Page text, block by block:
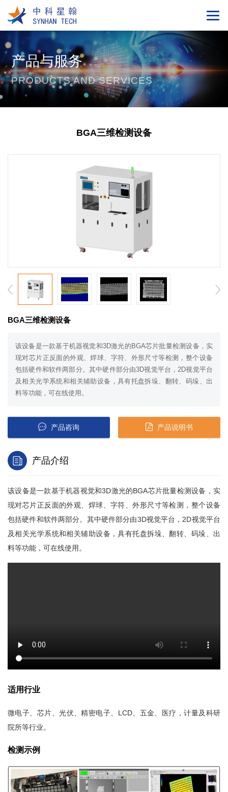
产品与服务
PRODUCTS AND SERVICES
BGA三维检测设备
BGA三维检测设备
该设备是一款基于机器视觉和3D激光的BGA芯片批量检测设备，实
现对芯片正反面的外观、焊球、字符、外形尺寸等检测，整个设备
包括硬件和软件两部分。其中硬件部分由3D视觉平台，2D视觉平台
及相关光学系统和相关辅助设备，具有托盘拆垛、翻转、码垛、出
料等功能，可在线使用。
产品咨询 产品说明书
产品介绍
该设备是一款基于机器视觉和3D激光的BGA芯片批量检测设备，实
现对芯片正反面的外观、焊球、字符、外形尺寸等检测，整个设备
包括硬件和软件两部分。其中硬件部分由3D视觉平台，2D视觉平台
及相关光学系统和相关辅助设备，具有托盘拆垛、翻转、码垛、出
料等功能，可在线使用。
适用行业
微电子、芯片、光伏、精密电子、LCD、五金、医疗，计量及科研
院所等行业。
检测示例